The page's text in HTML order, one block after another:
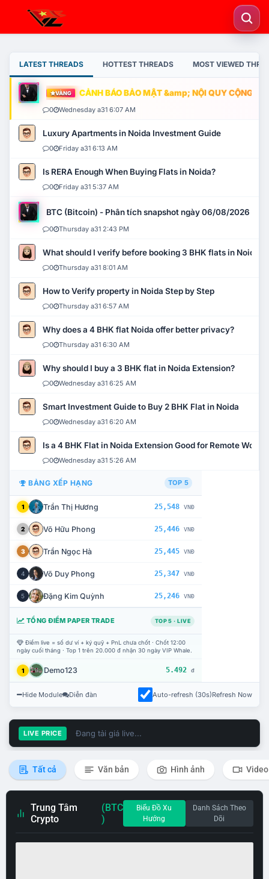
LATEST THREADS HOTTEST THREADS MOST VIEWED
VÀNG CẢNH BÁO BẢO MẬT &amp; NỘI QUY CỘNG
0 Wednesday a31 6:07 AM
Luxury Apartments in Noida Investment Guide
0 Friday a31 6:13 AM
Is RERA Enough When Buying Flats in Noida?
0 Friday a31 5:37 AM
BTC (Bitcoin) - Phân tích snapshot ngày 06/08/2026
0 Thursday a31 2:43 PM
What should I verify before booking 3 BHK flats in Noida?
0 Thursday a31 8:01 AM
How to Verify property in Noida Step by Step
0 Thursday a31 6:57 AM
Why does a 4 BHK flat Noida offer better privacy?
0 Thursday a31 6:30 AM
Why should I buy a 3 BHK flat in Noida Extension?
0 Wednesday a31 6:25 AM
Smart Investment Guide to Buy 2 BHK Flat in Noida
0 Wednesday a31 6:20 AM
Is a 4 BHK Flat in Noida Extension Good for Remote Work?
0 Wednesday a31 5:26 AM
BẢNG XẾP HẠNG TOP 5
1 Trần Thị Hương 25,548 VNĐ
2 Võ Hữu Phong 25,446 VNĐ
3 Trần Ngọc Hà 25,445 VNĐ
4 Võ Duy Phong 25,347 VNĐ
5 Đặng Kim Quỳnh 25,246 VNĐ
TỔNG ĐIỂM PAPER TRADE TOP 5 · LIVE
Điểm live = số dư ví + ký quỹ + PnL chưa chốt · Chốt 12:00
ngày cuối tháng · Top 1 trên 20.000 đ nhận 30 ngày VIP Whale.
1 Demo123 5.492 đ
Hide Module Diễn đàn Auto-refresh (30s)Refresh Now
LIVE PRICE Đang tải giá live...
Tất cả Văn bản Hình ảnh Video
Trung Tâm
Crypto
(BTC
)
Biểu Đồ Xu
Hướng
Danh Sách Theo
Dõi